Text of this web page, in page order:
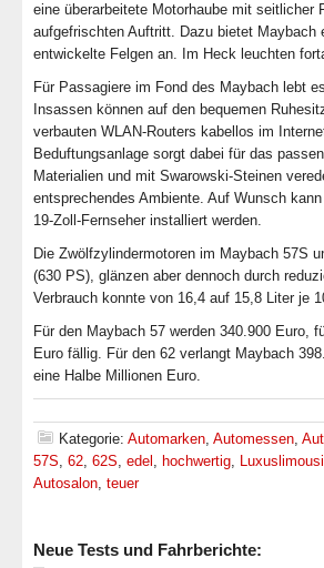
eine überarbeitete Motorhaube mit seitlicher
aufgefrischten Auftritt. Dazu bietet Maybach
entwickelte Felgen an. Im Heck leuchten
Für Passagiere im Fond des Maybach lebt
Insassen können auf den bequemen
verbauten WLAN-Routers kabellos im
Beduftungsanlage sorgt dabei für das
Materialien und mit Swarowski-Steinen
entsprechendes Ambiente. Auf Wunsch
19-Zoll-Fernseher installiert werden.
Die Zwölfzylindermotoren im Maybach 57S
(630 PS), glänzen aber dennoch durch
Verbrauch konnte von 16,4 auf 15,8 Liter je
Für den Maybach 57 werden 340.900 Euro,
Euro fällig. Für den 62 verlangt Maybach
eine Halbe Millionen Euro.
Kategorie: Automarken, Automessen,
57S, 62, 62S, edel , hochwertig,
Autosalon, teuer
Neue Tests und Fahrberichte: